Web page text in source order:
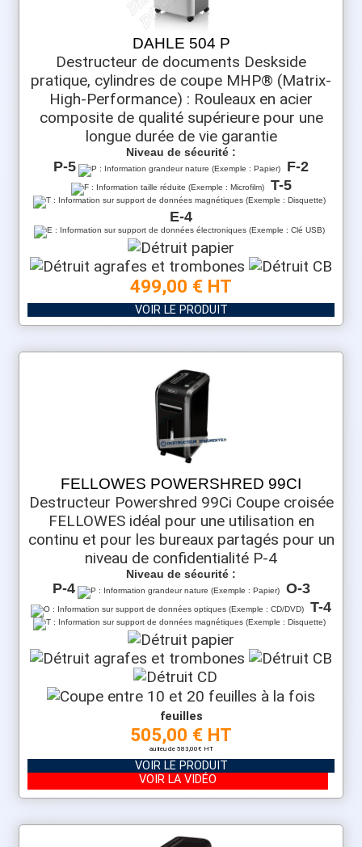
DAHLE 504 P
Destructeur de documents Deskside
pratique, cylindres de coupe MHP® (Matrix-
High-Performance) : Rouleaux en acier
composite de qualité supérieure pour une
longue durée de vie garantie
Niveau de sécurité :
P-5
F-2
T-5
E-4
499,00 € HT
VOIR LE PRODUIT
FELLOWES POWERSHRED 99CI
Destructeur Powershred 99Ci Coupe croisée
FELLOWES idéal pour une utilisation en
continu et pour les bureaux partagés pour un
niveau de confidentialité P-4
Niveau de sécurité :
P-4
O-3
T-4
feuilles
505,00 € HT
au lieu de 583,00€ HT
VOIR LE PRODUIT
VOIR LA VIDÉO